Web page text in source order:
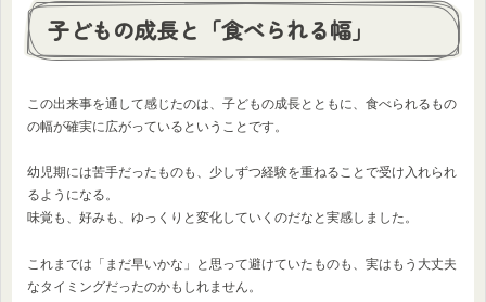
子どもの成長と「食べられる幅」
この出来事を通して感じたのは、子どもの成長とともに、食べられるもの
の幅が確実に広がっているということです。
幼児期には苦手だったものも、少しずつ経験を重ねることで受け入れられ
るようになる。
味覚も、好みも、ゆっくりと変化していくのだなと実感しました。
これまでは「まだ早いかな」と思って避けていたものも、実はもう大丈夫
なタイミングだったのかもしれません。